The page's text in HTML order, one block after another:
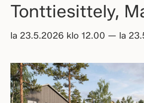
Tonttiesittely,
la 23.5.2026 klo 12.00 — la